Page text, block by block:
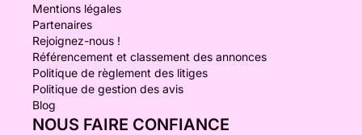
Mentions légales
Partenaires
Rejoignez-nous !
Référencement et classement des annonces
Politique de règlement des litiges
Politique de gestion des avis
Blog
NOUS FAIRE CONFIANCE